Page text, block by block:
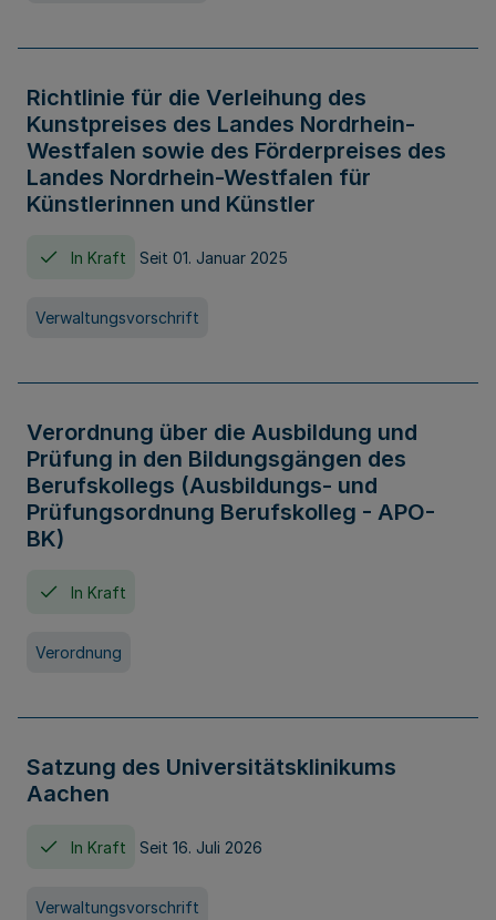
Richtlinie für die Verleihung des
Kunstpreises des Landes Nordrhein-
Westfalen sowie des Förderpreises des
Landes Nordrhein-Westfalen für
Künstlerinnen und Künstler
In Kraft Seit 01. Januar 2025
Verwaltungsvorschrift
Verordnung über die Ausbildung und
Prüfung in den Bildungsgängen des
Berufskollegs (Ausbildungs- und
Prüfungsordnung Berufskolleg - APO-
BK)
In Kraft
Verordnung
Satzung des Universitätsklinikums
Aachen
In Kraft Seit 16. Juli 2026
Verwaltungsvorschrift